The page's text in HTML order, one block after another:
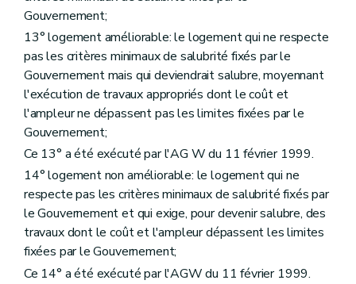
Art. 94
Section 5
Art. 95
Art. 96
Section 6 De la structure et du fonctionnement
Sous-section première
De l'assemblée générale
Art. 97
Sous-section 2 Du conseil d'administration
Art. 98
Art. 99
Art. 100
Art. 101
Art. 102
Art. 103
Art. 104
Sous-section 3 De la direction
Art. 105
Art. 106
Gouvernement;
13° logement améliorable: le logement qui ne respecte
pas les critères minimaux de salubrité fixés par le
Gouvernement mais qui deviendrait salubre, moyennant
l'exécution de travaux appropriés dont le coût et
l'ampleur ne dépassent pas les limites fixées par le
Gouvernement;
Ce 13° a été exécuté par l'AG W du 11 février 1999.
14° logement non améliorable: le logement qui ne
respecte pas les critères minimaux de salubrité fixés par
le Gouvernement et qui exige, pour devenir salubre, des
travaux dont le coût et l'ampleur dépassent les limites
fixées par le Gouvernement;
Ce 14° a été exécuté par l'AGW du 11 février 1999.